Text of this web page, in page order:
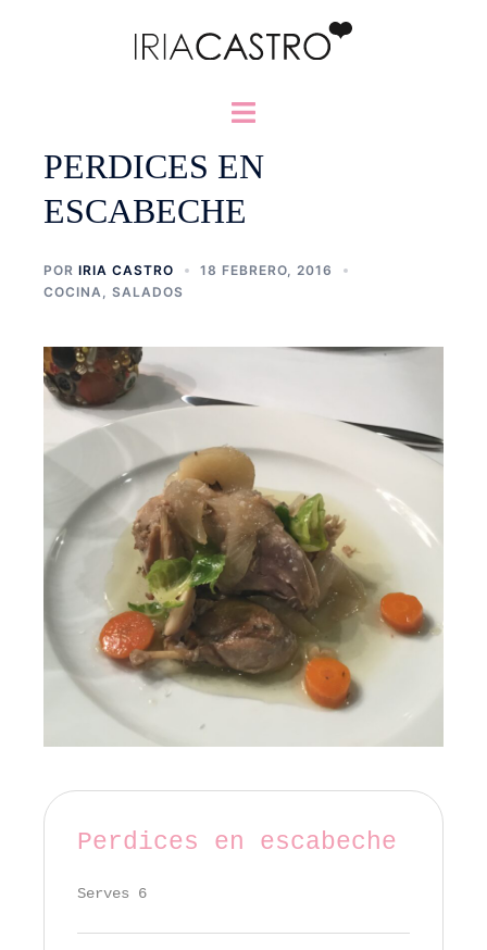
Alternar
PERDICES EN
ESCABECHE
POR IRIA CASTRO
18 FEBRERO, 2016
COCINA
SALADOS
Perdices en escabeche
Serves 6